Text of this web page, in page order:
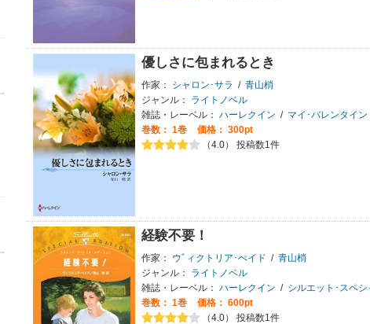
優しさに包まれるとき
作家： シャロン･サラ / 青山梢
ジャンル：
ライトノベル
雑誌・レーベル： ハーレクイン / マイ･バレンタイン
巻数： 1巻
価格： 300pt
（4.0） 投稿数1件
経験不要！
作家： ウﾞィクトリア･ぺイド / 青山梢
ジャンル：
ライトノベル
雑誌・レーベル： ハーレクイン / シルエット･スペ
巻数： 1巻
価格： 600pt
（4.0） 投稿数1件